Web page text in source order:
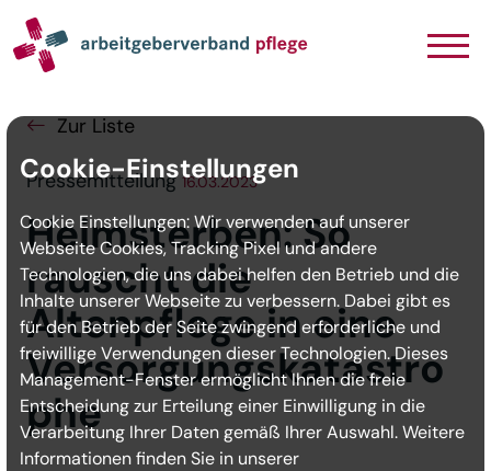
Navigation
Inhalt
Seitenabschluss
Zur Liste
Pressemitteilung16.03.2023
Heimsterben: So
rauscht die
Altenpflege in eine
Versorgungskatastro
phe
Cookie-Einstellungen
Cookie Einstellungen: Wir verwenden auf unserer
Webseite Cookies, Tracking Pixel und andere
Technologien, die uns dabei helfen den Betrieb und die
Inhalte unserer Webseite zu verbessern. Dabei gibt es
für den Betrieb der Seite zwingend erforderliche und
freiwillige Verwendungen dieser Technologien. Dieses
Management-Fenster ermöglicht Ihnen die freie
Entscheidung zur Erteilung einer Einwilligung in die
Verarbeitung Ihrer Daten gemäß Ihrer Auswahl. Weitere
Informationen finden Sie in unserer